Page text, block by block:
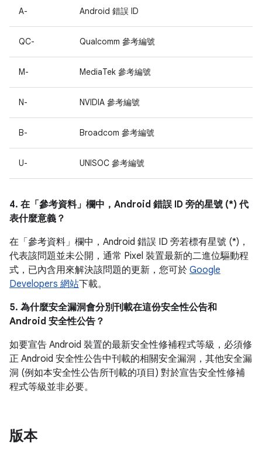
A- Android 錯誤 ID
QC- Qualcomm 參考編號
M- MediaTek 參考編號
N- NVIDIA 參考編號
B- Broadcom 參考編號
U- UNISOC 參考編號
4. 在「參考資料」 欄中，Android 錯誤 ID 旁的星號 (*) 代
表什麼意義？
在「參考資料」 欄中，Android 錯誤 ID 旁若標有星號 (*)，
代表該問題並未公開，通常 Pixel 裝置最新的二進位驅動程
式，已內含用來解決該問題的更新，您可於 Google
Developers 網站下載。
5. 為什麼安全漏洞會分別刊載在這份安全性公告和
Android 安全性公告？
如要宣告 Android 裝置的最新安全性修補程式等級，必須修
正 Android 安全性公告中刊載的相關安全漏洞，其他安全漏
洞 (例如本安全性公告所刊載的項目) 對於宣告安全性修補
程式等級並非必要。
版本